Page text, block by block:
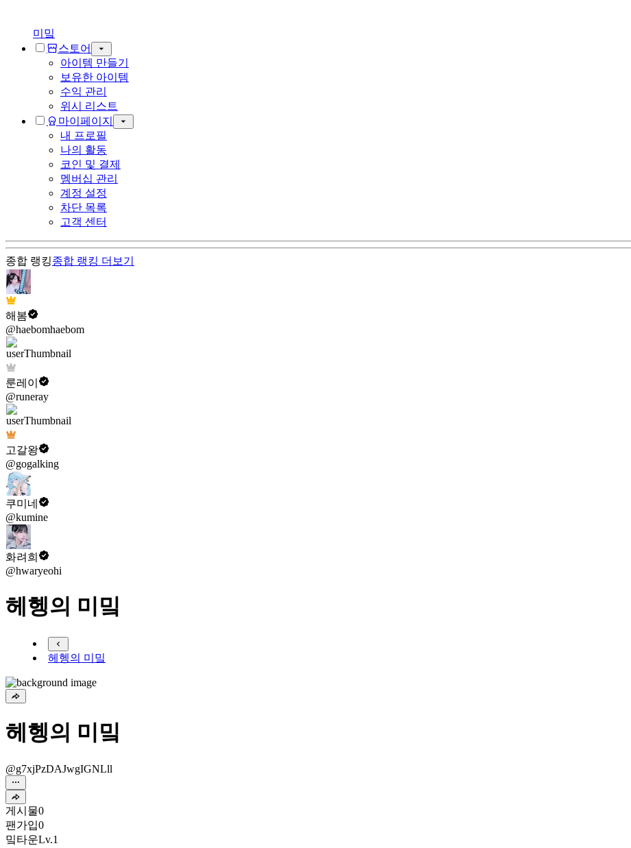
미밐
스토어
아이템 만들기
보유한 아이템
수익 관리
위시 리스트
마이페이지
내 프로필
나의 활동
코인 및 결제
멤버십 관리
계정 설정
차단 목록
고객 센터
종합 랭킹종합 랭킹 더보기
해봄
@haebomhaebom
룬레이
@runeray
고갈왕
@gogalking
쿠미네
@kumine
화려희
@hwaryeohi
헤헹의 미밐
헤헹의 미밐
헤헹의 미밐
@g7xjPzDAJwgIGNLll
게시물0
팬가입0
밐타운Lv.1